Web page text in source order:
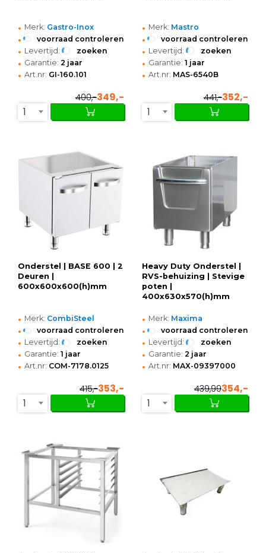
• Merk: Gastro-Inox
• voorraad controleren
• Levertijd: zoeken
• Garantie: 2 jaar
• Art.nr: GI-160.101
400,-349,-
1
• Merk: Mastro
• voorraad controleren
• Levertijd: zoeken
• Garantie: 1 jaar
• Art.nr: MAS-6540B
441,-352,-
1
Onderstel | BASE 600 | 2
Deuren |
600x600x600(h)mm
• Merk: CombiSteel
• voorraad controleren
• Levertijd: zoeken
• Garantie: 1 jaar
• Art.nr: COM-7178.0125
415,-353,-
1
Heavy Duty Onderstel |
RVS-behuizing | Stevige
poten |
400x630x570(h)mm
• Merk: Maxima
• voorraad controleren
• Levertijd: zoeken
• Garantie: 2 jaar
• Art.nr: MAX-09397000
439,99354,-
1